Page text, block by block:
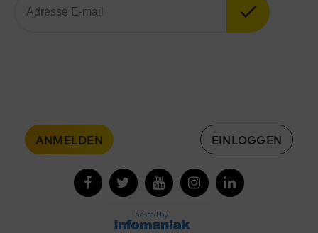
ANMELDEN EINLOGGEN